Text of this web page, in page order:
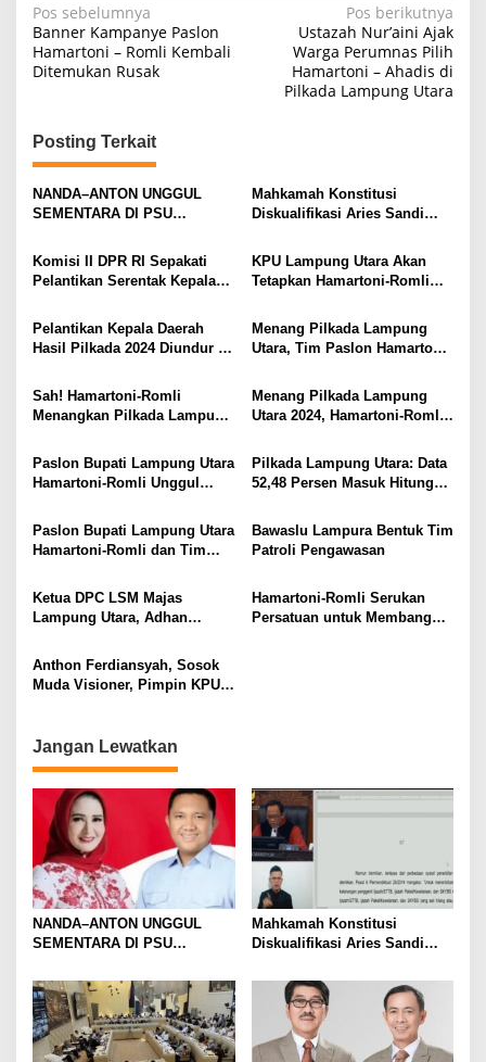
N
a
v
g
a
s
p
o
s
Pos sebelumnya
Banner Kampanye Paslon
Hamartoni – Romli Kembali
Ditemukan Rusak
Pos berikutnya
Ustazah Nur’aini Ajak
Warga Perumnas Pilih
Hamartoni – Ahadis di
Pilkada Lampung Utara
Posting Terkait
NANDA–ANTON UNGGUL
SEMENTARA DI PSU
COUNT RAKATA Unggul di 8
dari 11 Kecamatan, Tim
Pemenangan Tetap Tunggu
Mahkamah Konstitusi
Diskualifikasi Aries Sandi
Pesawaran 2024
Komisi II DPR RI Sepakati
Pelantikan Serentak Kepala
KPU Lampung Utara Akan
Tetapkan Hamartoni-Romli
Bupati Terpilih Besok
Pelantikan Kepala Daerah
Hasil Pilkada 2024 Diundur ke
Menang Pilkada Lampung
Utara, Tim Paslon Hamartoni-
dan Terimakasih Kepada
Semua Pihak
Sah! Hamartoni-Romli
Menangkan Pilkada Lampung
Menang Pilkada Lampung
Utara 2024, Hamartoni-Romli
Masyarakat
Paslon Bupati Lampung Utara
Hamartoni-Romli Unggul
2024
Pilkada Lampung Utara: Data
52,48 Persen Masuk Hitung
Romli Unggul 63,93 Persen
Paslon Bupati Lampung Utara
Hamartoni-Romli dan Tim
Pilkada Serentak
Bawaslu Lampura Bentuk Tim
Patroli Pengawasan
Ketua DPC LSM Majas
Lampung Utara, Adhan
Kondusivitas Jelang Pilkada
2024
Hamartoni-Romli Serukan
Persatuan untuk Membangun
Anthon Ferdiansyah, Sosok
Muda Visioner, Pimpin KPU
Jangan Lewatkan
NANDA–ANTON UNGGUL
SEMENTARA DI PSU
COUNT RAKATA Unggul di 8
dari 11 Kecamatan, Tim
Pemenangan Tetap Tunggu
Data Final
Mahkamah Konstitusi
Diskualifikasi Aries Sandi
Pesawaran 2024